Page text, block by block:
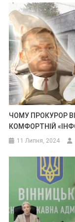
ЧОМУ ПРОКУРОР
КОМФОРТНІЙ
11 Липня, 2024